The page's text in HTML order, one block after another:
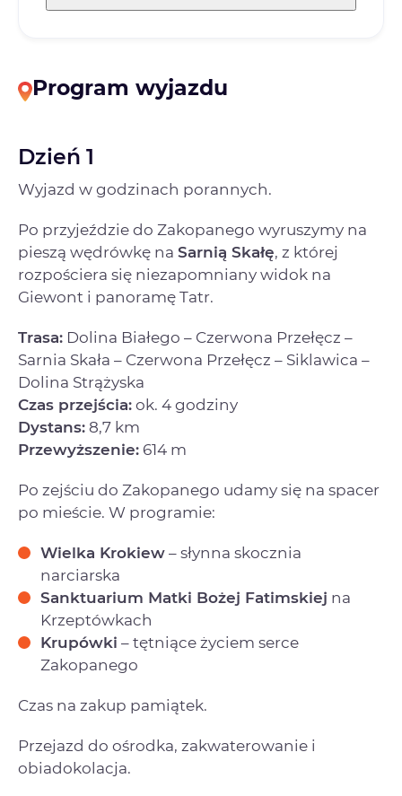
Program wyjazdu
Dzień 1
Wyjazd w godzinach porannych.
Po przyjeździe do Zakopanego wyruszymy na
pieszą wędrówkę na Sarnią Skałę, z której
rozpościera się niezapomniany widok na
Giewont i panoramę Tatr.
Trasa: Dolina Białego – Czerwona Przełęcz –
Sarnia Skała – Czerwona Przełęcz – Siklawica –
Dolina Strążyska
Czas przejścia: ok. 4 godziny
Dystans: 8,7 km
Przewyższenie: 614 m
Po zejściu do Zakopanego udamy się na spacer
po mieście. W programie:
Wielka Krokiew – słynna skocznia
narciarska
Sanktuarium Matki Bożej Fatimskiej na
Krzeptówkach
Krupówki – tętniące życiem serce
Zakopanego
Czas na zakup pamiątek.
Przejazd do ośrodka, zakwaterowanie i
obiadokolacja.